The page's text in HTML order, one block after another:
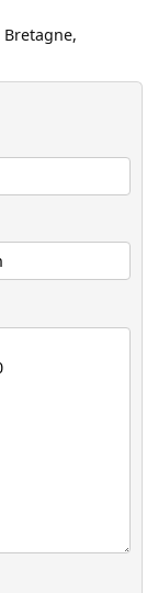
Bretagne,